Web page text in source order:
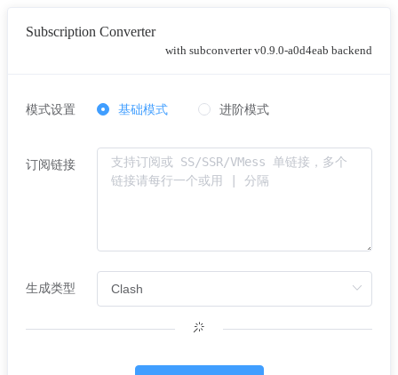
Subscription Converter
with subconverter v0.9.0-a0d4eab backend
模式设置 基础模式 进阶模式
订阅链接
生成类型